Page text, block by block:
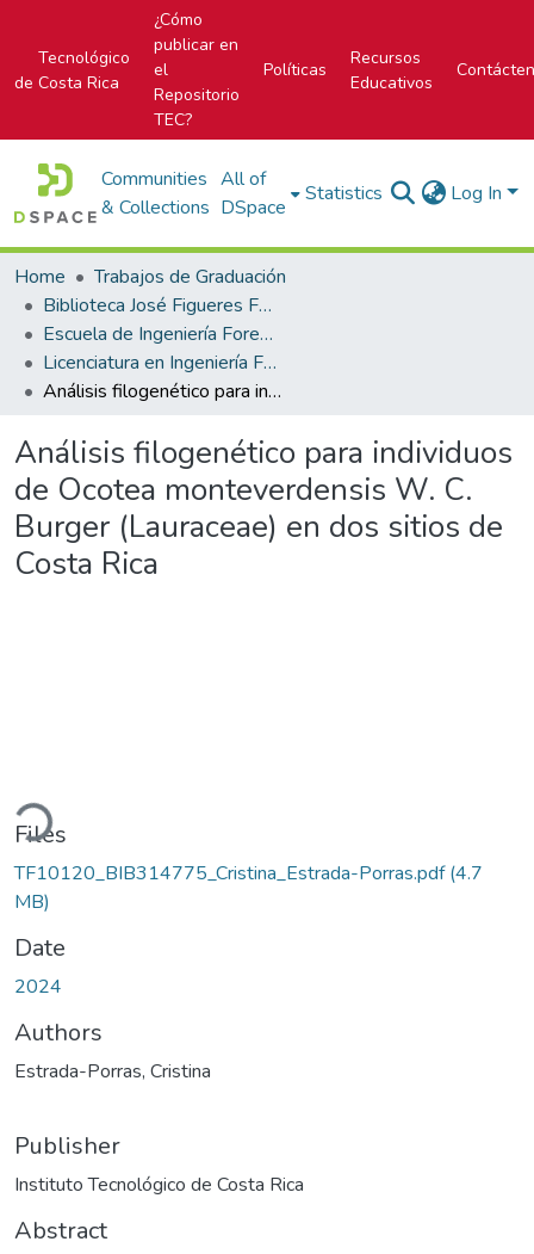
Tecnológico
de Costa Rica
¿Cómo
publicar en
el
Repositorio
TEC?
Políticas
Recursos
Educativos
Communities
& Collections
All of
DSpace
Statistics Log In
Home
Trabajos de Graduación
Biblioteca José Figueres Ferrer
Escuela de Ingeniería Forestal
Licenciatura en Ingeniería Forestal
Análisis filogenético para individuos de Ocotea monteverdensis W. C. Burger (Lauraceae) en dos sitios de Costa Rica
Análisis filogenético para individuos
de Ocotea monteverdensis W. C.
Burger (Lauraceae) en dos sitios de
Costa Rica
Loading...
Files
TF10120_BIB314775_Cristina_Estrada-Porras.pdf(4.7
MB)
Date
2024
Authors
Estrada-Porras, Cristina
Publisher
Instituto Tecnológico de Costa Rica
Abstract